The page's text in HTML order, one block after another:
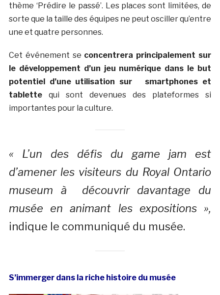
thème ‘Prédire le passé’. Les places sont limitées, de
sorte que la taille des équipes ne peut osciller qu’entre
une et quatre personnes.
Cet événement se concentrera principalement sur
le développement d’un jeu numérique dans le but
potentiel d’une utilisation sur smartphones et
tablettequi sont devenues des plateformes si
importantes pour la culture.
« L’un des défis du game jam est
d’amener les visiteurs du Royal Ontario
museum à découvrir davantage du
musée en animant les expositions »,
indique le communiqué du musée.
S’immerger dans la riche histoire du musée